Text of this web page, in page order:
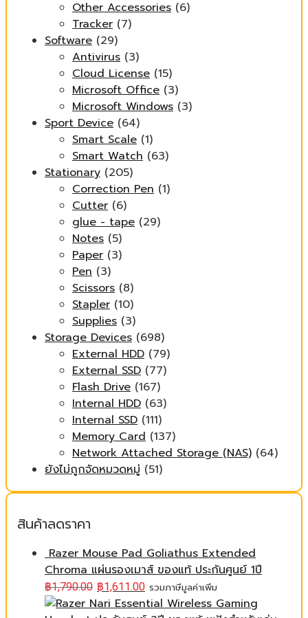
Other Accessories (6)
Tracker (7)
Software (29)
Antivirus (3)
Cloud License (15)
Microsoft Office (3)
Microsoft Windows (3)
Sport Device (64)
Smart Scale (1)
Smart Watch (63)
Stationary (205)
Correction Pen (1)
Cutter (6)
glue - tape (29)
Notes (5)
Paper (3)
Pen (3)
Scissors (8)
Stapler (10)
Supplies (3)
Storage Devices (698)
External HDD (79)
External SSD (77)
Flash Drive (167)
Internal HDD (63)
Internal SSD (111)
Memory Card (137)
Network Attached Storage (NAS) (64)
ยังไม่ถูกจัดหมวดหมู่ (51)
สินค้าลดราคา
Razer Mouse Pad Goliathus Extended
Chroma แผ่นรองเมาส์ ของแท้ ประกันศูนย์ 1ปี
฿1,790.00 ฿1,611.00 รวมภาษีมูลค่าเพิ่ม